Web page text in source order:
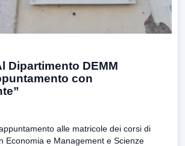
Dipartimento DEMM
con
alle matricole dei corsi di
Economia e Management e Scienze